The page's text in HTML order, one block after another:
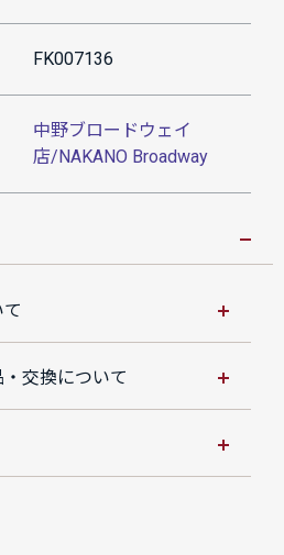
FK007136
中野ブロードウェイ
店/NAKANO Broadway
交換について